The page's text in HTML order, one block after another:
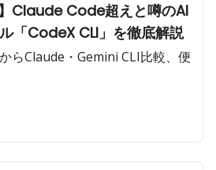
Claude Code超えと噂のAI
「CodeX CLI」を徹底解説
らClaude・Gemini CLI比較、便